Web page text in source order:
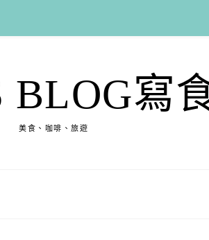
BLOG寫
美食、咖啡、旅遊